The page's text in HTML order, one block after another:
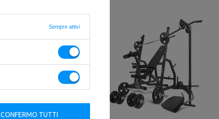
Sempre attivi
CONFERMO TUTTI